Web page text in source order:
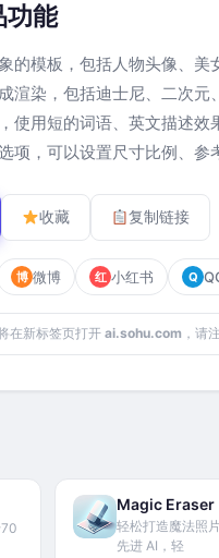
功能
的模板，包括人物头像、
渲染，包括迪士尼、二次
使用短的词语、英文描述效
项，可以设置尺寸比例、参
收藏 复制链接
博 微博 红 小红书 Q
在新标签页打开 ai.sohu.com ，请
Magic Eraser
轻松打造魔法照
先进 AI，轻